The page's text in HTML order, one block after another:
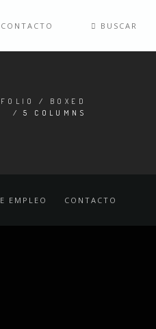
CONTACTO BUSCAR
/ BOXED
/ 5 COLUMNS
EMPLEO CONTACTO